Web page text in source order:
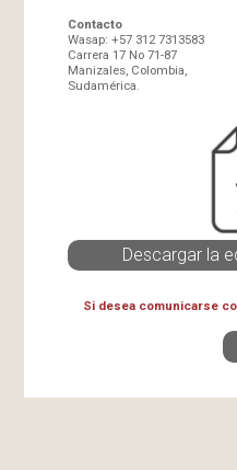
Contacto
Wasap: +57 312 7313583
Carrera 17 No 71-87
Manizales, Colombia,
Sudamérica.
Descargar la
Si desea comunicarse